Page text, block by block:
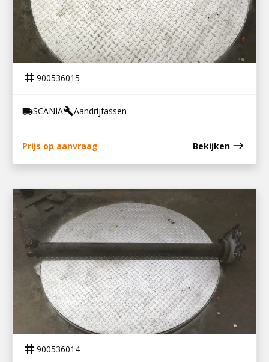
900536015
TUSSENAS P230
tag 900536015
local_shippingSCANIAbuildAandrijfassen
Prijs op aanvraag Bekijken east
900536014
TUSSENAS P230
tag 900536014